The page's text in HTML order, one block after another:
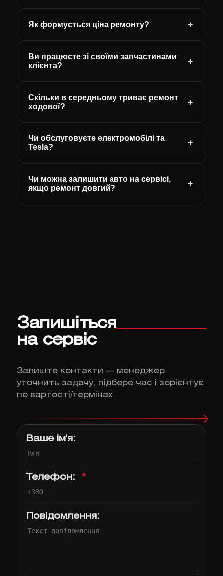
Як формується ціна ремонту?
Ви працюєте зі своїми запчастинами
клієнта?
Скільки в середньому триває ремонт
ходової?
Чи обслуговуєте електромобілі та
Tesla?
Чи можна залишити авто на сервісі,
якщо ремонт довгий?
Запишіться
на сервіс
Залиште контакти — менеджер
уточнить задачу, підбере час і зорієнтує
по вартості/термінах.
Ваше ім'я:
Телефон: *
Повідомлення: